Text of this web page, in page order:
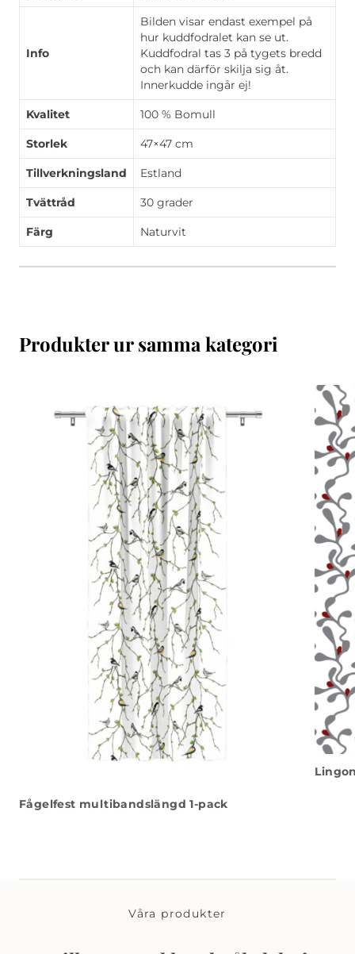
Info
Bilden visar endast exempel på
hur kuddfodralet kan se ut.
Kuddfodral tas 3 på tygets bredd
och kan därför skilja sig åt.
Innerkudde ingår ej!
Kvalitet 100 % Bomull
Storlek 47×47 cm
Tillverkningsland Estland
Tvättråd 30 grader
Färg Naturvit
Produkter ur samma kategori
Fågelfest multibandslängd 1-pack
Våra produkter